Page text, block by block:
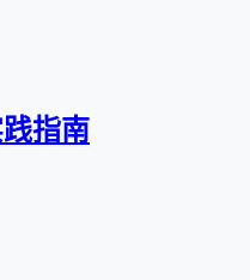
指南